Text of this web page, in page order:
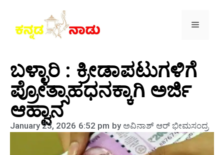
ಬಳ್ಳಾರಿ : ಕ್ರೀಡಾಪಟುಗಳಿಗೆ
ಪ್ರೋತ್ಸಾಹಧನಕ್ಕಾಗಿ ಅರ್ಜಿ
ಆಹ್ವಾನ
January 23, 2026 6:52 pm byಅವಿನಾಶ್‌ ಆರ್‌ ಭೀಮಸಂದ್ರ